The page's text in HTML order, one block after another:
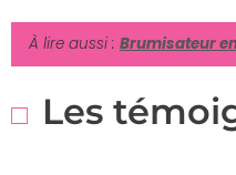
À lire aussi : Brumisateur
Les